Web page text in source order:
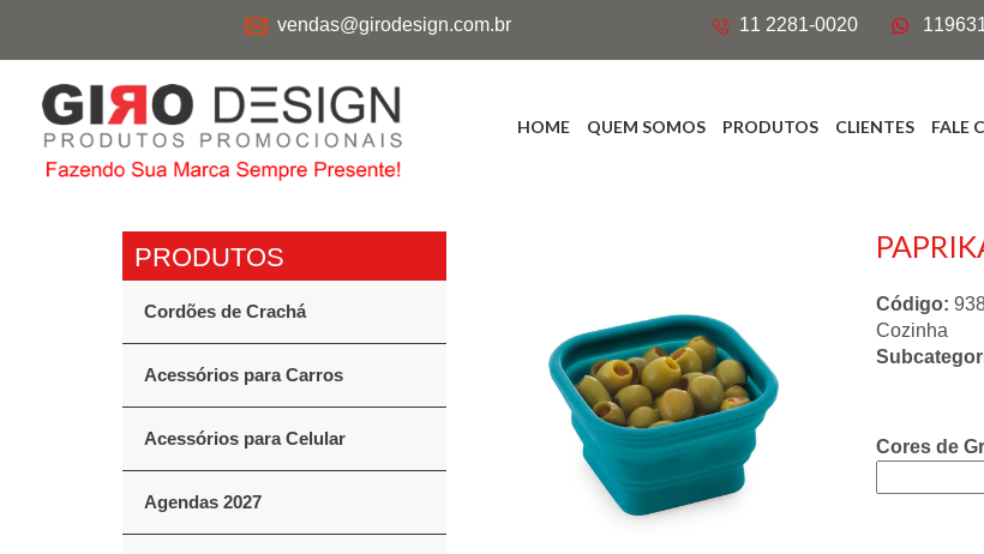
vendas@girodesign.com.br 11 2281-0020
HOME QUEM SOMOS PRODUTOS CLIENTES FALE
Cordões de Crachá
Acessórios para Carros
Acessórios para Celular
Agendas 2027
Código:
Cozinha
Cores de